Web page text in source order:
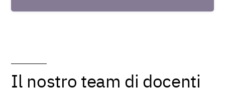
Il nostro team di docenti